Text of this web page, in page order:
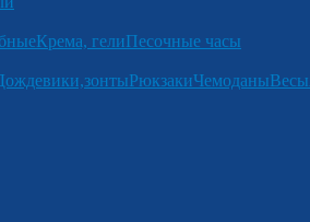
Крема, гелиПесочные часы
РюкзакиЧемоданыВесы